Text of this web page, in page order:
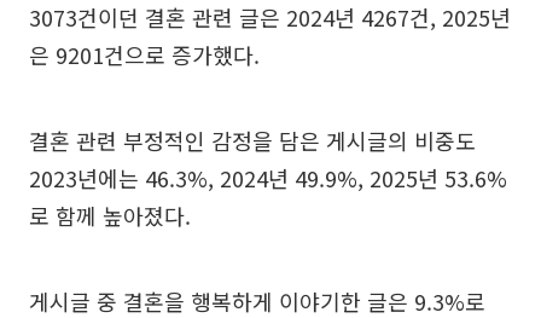
3073건이던 결혼 관련 글은 2024년 4267건, 2025년
은 9201건으로 증가했다.
결혼 관련 부정적인 감정을 담은 게시글의 비중도
2023년에는 46.3%, 2024년 49.9%, 2025년 53.6%
로 함께 높아졌다.
게시글 중 결혼을 행복하게 이야기한 글은 9.3%로